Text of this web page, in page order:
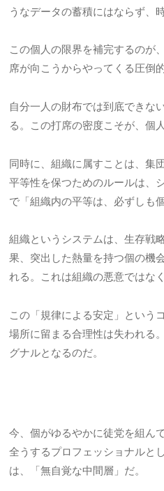
うなデータの蓄積にはならず、
この個人の限界を補完するのが
席が向こうからやってくる圧倒
自分一人の財布では到底できな
る。この打席の密度こそが、個
同時に、組織に属すことは、集
平等性を保つためのルールは、
で「組織内の平等は、必ずしも
組織というシステムは、生存戦
果、突出した熱量を持つ個の機
れる。これは組織の悪意ではな
この「規律による安定」という
場所に留まる合理性は失われる
グナルとなるのだ。
今、個がゆるやかに徒党を組ん
全うするプロフェッショナルと
は、「無自覚な中間層」だ。